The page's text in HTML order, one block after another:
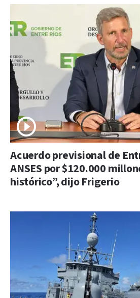
Acuerdo previsional de
ANSES por $120.000
histórico”, dijo Frigerio